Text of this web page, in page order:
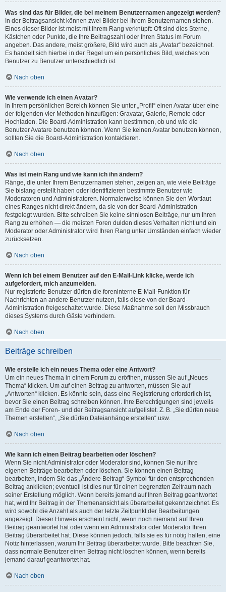
Was sind das für Bilder, die bei meinem Benutzernamen angezeigt werden?
In der Beitragsansicht können zwei Bilder bei Ihrem Benutzernamen stehen.
Eines dieser Bilder ist meist mit Ihrem Rang verknüpft: Oft sind dies Sterne,
Kästchen oder Punkte, die Ihre Beitragszahl oder Ihren Status im Forum
angeben. Das andere, meist größere, Bild wird auch als „Avatar“ bezeichnet.
Es handelt sich hierbei in der Regel um ein persönliches Bild, welches von
Benutzer zu Benutzer unterschiedlich ist.
Nach oben
Wie verwende ich einen Avatar?
In Ihrem persönlichen Bereich können Sie unter „Profil“ einen Avatar über eine
der folgenden vier Methoden hinzufügen: Gravatar, Galerie, Remote oder
Hochladen. Die Board-Administration kann bestimmen, ob und wie die
Benutzer Avatare benutzen können. Wenn Sie keinen Avatar benutzen können,
sollten Sie die Board-Administration kontaktieren.
Nach oben
Was ist mein Rang und wie kann ich ihn ändern?
Ränge, die unter Ihrem Benutzernamen stehen, zeigen an, wie viele Beiträge
Sie bislang erstellt haben oder identifizieren bestimmte Benutzer wie
Moderatoren und Administratoren. Normalerweise können Sie den Wortlaut
eines Ranges nicht direkt ändern, da sie von der Board-Administration
festgelegt wurden. Bitte schreiben Sie keine sinnlosen Beiträge, nur um Ihren
Rang zu erhöhen — die meisten Foren dulden dieses Verhalten nicht und ein
Moderator oder Administrator wird Ihren Rang unter Umständen einfach wieder
zurücksetzen.
Nach oben
Wenn ich bei einem Benutzer auf den E-Mail-Link klicke, werde ich
aufgefordert, mich anzumelden.
Nur registrierte Benutzer dürfen die foreninterne E-Mail-Funktion für
Nachrichten an andere Benutzer nutzen, falls diese von der Board-
Administration freigeschaltet wurde. Diese Maßnahme soll den Missbrauch
dieses Systems durch Gäste verhindern.
Nach oben
Beiträge schreiben
Wie erstelle ich ein neues Thema oder eine Antwort?
Um ein neues Thema in einem Forum zu eröffnen, müssen Sie auf „Neues
Thema“ klicken. Um auf einen Beitrag zu antworten, müssen Sie auf
„Antworten“ klicken. Es könnte sein, dass eine Registrierung erforderlich ist,
bevor Sie einen Beitrag schreiben können. Ihre Berechtigungen sind jeweils
am Ende der Foren- und der Beitragsansicht aufgelistet. Z. B. „Sie dürfen neue
Themen erstellen“, „Sie dürfen Dateianhänge erstellen“ usw.
Nach oben
Wie kann ich einen Beitrag bearbeiten oder löschen?
Wenn Sie nicht Administrator oder Moderator sind, können Sie nur Ihre
eigenen Beiträge bearbeiten oder löschen. Sie können einen Beitrag
bearbeiten, indem Sie das „Ändere Beitrag“-Symbol für den entsprechenden
Beitrag anklicken; eventuell ist dies nur für einen begrenzten Zeitraum nach
seiner Erstellung möglich. Wenn bereits jemand auf Ihren Beitrag geantwortet
hat, wird Ihr Beitrag in der Themenansicht als überarbeitet gekennzeichnet. Es
wird sowohl die Anzahl als auch der letzte Zeitpunkt der Bearbeitungen
angezeigt. Dieser Hinweis erscheint nicht, wenn noch niemand auf Ihren
Beitrag geantwortet hat oder wenn ein Administrator oder Moderator Ihren
Beitrag überarbeitet hat. Diese können jedoch, falls sie es für nötig halten, eine
Notiz hinterlassen, warum Ihr Beitrag überarbeitet wurde. Bitte beachten Sie,
dass normale Benutzer einen Beitrag nicht löschen können, wenn bereits
jemand darauf geantwortet hat.
Nach oben